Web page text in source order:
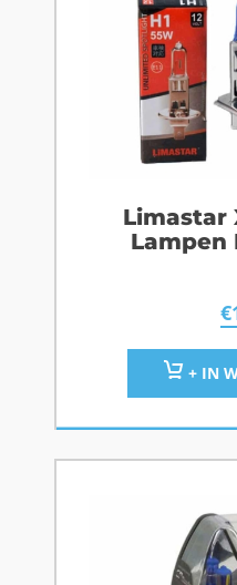
Limastar
Lampen
€
+ IN